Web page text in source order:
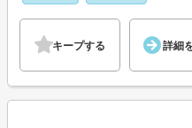
キープする 詳細